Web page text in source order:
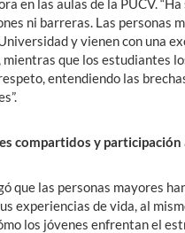
ni barreras. Las personas
y vienen con una
mientras que los estudiantes
entendiendo las
compartidos y participación
que las personas mayores
experiencias de vida, al
los jóvenes enfrentan el